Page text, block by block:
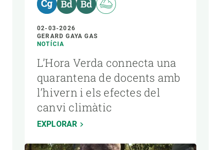
02-03-2026
GERARD GAYA GAS
NOTÍCIA
L’Hora Verda connecta una
quarantena de docents amb
l’hivern i els efectes del
canvi climàtic
EXPLORAR